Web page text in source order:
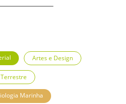
Artes e Design
Marinha